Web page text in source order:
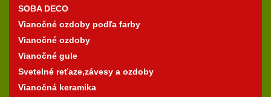
SOBA DECO
Vianočné ozdoby podľa farby
Vianočné ozdoby
Vianočné gule
Svetelné reťaze,závesy a ozdoby
Vianočná keramika